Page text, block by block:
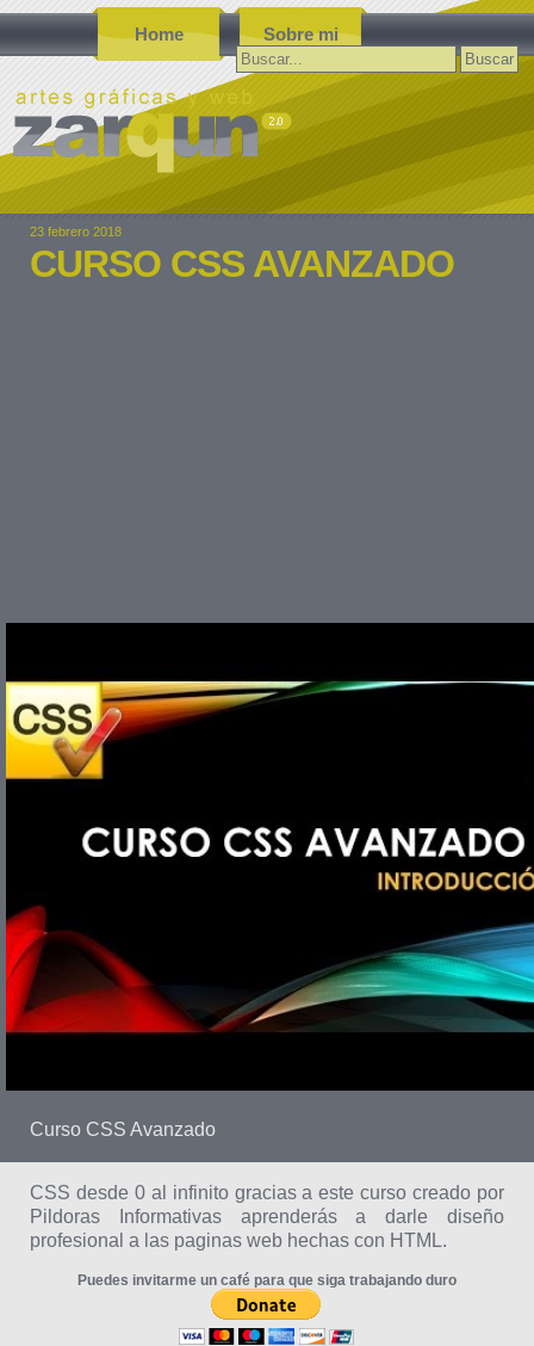
Home Sobre mi
Buscar:
23 febrero 2018
CURSO CSS AVANZADO
Curso CSS Avanzado
CSS desde 0 al infinito gracias a este curso creado por
Pildoras Informativas aprenderás a darle diseño
profesional a las paginas web hechas con HTML.
Puedes invitarme un café para que siga trabajando duro